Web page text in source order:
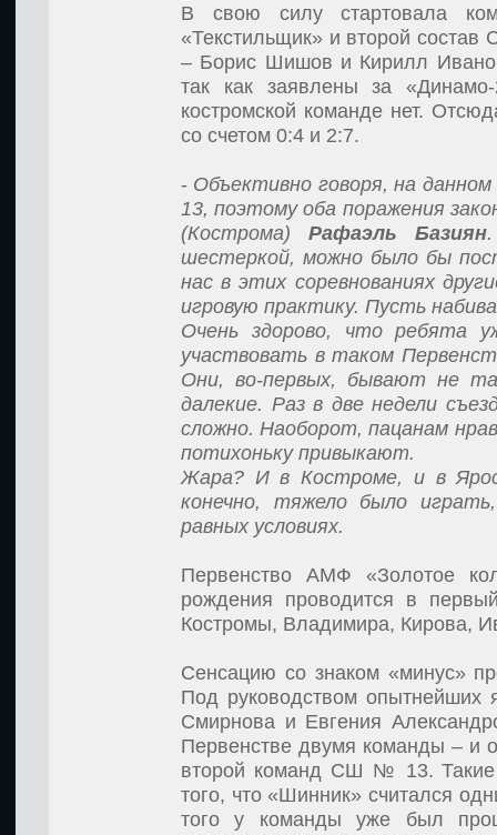
В свою силу стартовала
«Текстильщик» и второй
– Борис Шишов и Кирилл
так как заявлены за
костромской команде нет.
со счетом 0:4 и 2:7.
- Объективно говоря, на
13, поэтому оба поражения
(Кострома)Рафаэль Базиян
шестеркой, можно было бы
нас в этих соревнованиях
игровую практику. Пусть
Очень здорово, что ребята
участвовать в таком
Они, во-первых, бывают не
далекие. Раз в две недели
сложно. Наоборот, пацанам
потихоньку привыкают.
Жара? И в Костроме, и в
конечно, тяжело было
равных условиях.
Первенство АМФ «Золотое
рождения проводится в
Костромы, Владимира, Кирова,
Сенсацию со знаком «минус»
Под руководством опытнейших
Смирнова и Евгения
Первенстве двумя команды – и
второй команд СШ № 13. Такие
того, что «Шинник» считался
того у команды уже был